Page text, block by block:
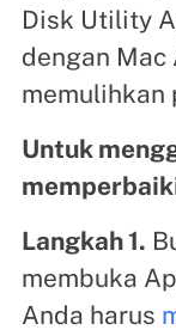
Disk Utility
dengan
memulihkan
Untuk
Langkah 1.
membuka
Anda harus